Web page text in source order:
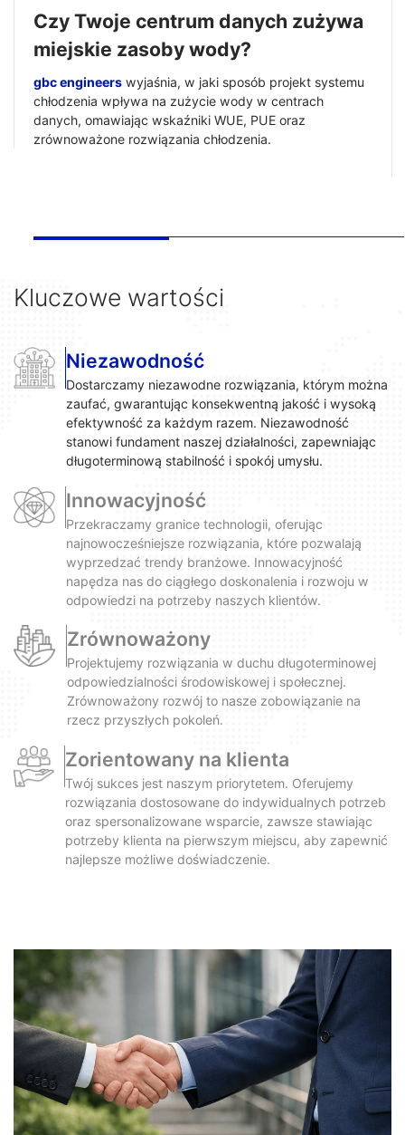
Czy Twoje centrum danych zużywa
miejskie zasoby wody?
gbc engineers wyjaśnia, w jaki sposób projekt systemu
chłodzenia wpływa na zużycie wody w centrach
danych, omawiając wskaźniki WUE, PUE oraz
zrównoważone rozwiązania chłodzenia.
Kluczowe wartości
Niezawodność
Dostarczamy niezawodne rozwiązania, którym można
zaufać, gwarantując konsekwentną jakość i wysoką
efektywność za każdym razem. Niezawodność
stanowi fundament naszej działalności, zapewniając
długoterminową stabilność i spokój umysłu.
Innowacyjność
Przekraczamy granice technologii, oferując
najnowocześniejsze rozwiązania, które pozwalają
wyprzedzać trendy branżowe. Innowacyjność
napędza nas do ciągłego doskonalenia i rozwoju w
odpowiedzi na potrzeby naszych klientów.
Zrównoważony
Projektujemy rozwiązania w duchu długoterminowej
odpowiedzialności środowiskowej i społecznej.
Zrównoważony rozwój to nasze zobowiązanie na
rzecz przyszłych pokoleń.
Zorientowany na klienta
Twój sukces jest naszym priorytetem. Oferujemy
rozwiązania dostosowane do indywidualnych potrzeb
oraz spersonalizowane wsparcie, zawsze stawiając
potrzeby klienta na pierwszym miejscu, aby zapewnić
najlepsze możliwe doświadczenie.